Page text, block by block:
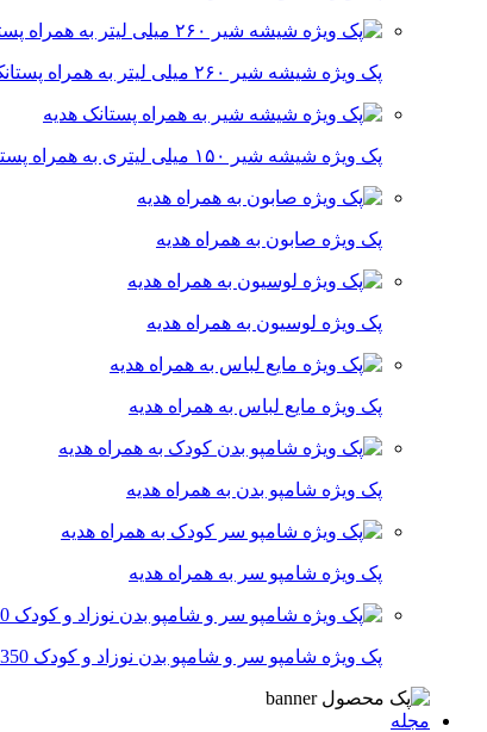
پک ویژه شیشه شیر ۲۶۰ میلی لیتر به همراه پستانک هدیه
پک ویژه شیشه شیر ۱۵۰ میلی لیتری به همراه پستانک هدیه
پک ویژه صابون به همراه هدیه
پک ویژه لوسیون به همراه هدیه
پک ویژه مایع لباس به همراه هدیه
پک ویژه شامپو بدن به همراه هدیه
پک ویژه شامپو سر به همراه هدیه
پک ویژه شامپو سر و شامپو بدن نوزاد و کودک 350 گرمی
مجله